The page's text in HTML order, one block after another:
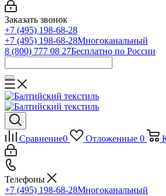
Заказать звонок
+7 (495) 198-68-28
+7 (495) 198-68-28Многоканальный
8 (800) 777 08 27Бесплатно по России
Сравнение0 Отложенные 0
Телефоны
+7 (495) 198-68-28Многоканальный